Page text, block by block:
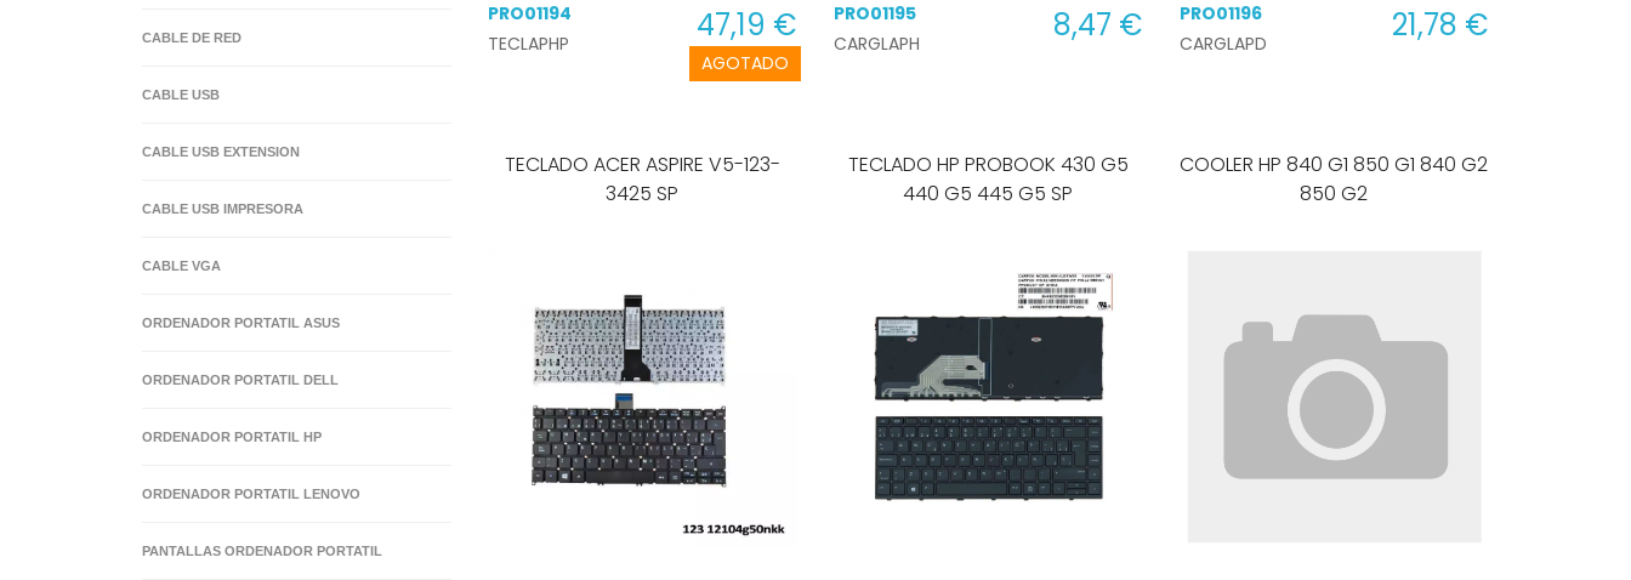
CABLE DE RED
CABLE USB
CABLE USB EXTENSION
CABLE USB IMPRESORA
CABLE VGA
ORDENADOR PORTATIL ASUS
ORDENADOR PORTATIL DELL
ORDENADOR PORTATIL HP
ORDENADOR PORTATIL LENOVO
PANTALLAS ORDENADOR PORTATIL
AGOTADO
PRO01194
TECLAPHP
47,19 €
PRO01195
CARGLAPH
8,47 €
PRO01196
CARGLAPD
21,78 €
TECLADO ACER ASPIRE V5-123-
3425 SP
TECLADO HP PROBOOK 430 G5
440 G5 445 G5 SP
COOLER HP 840 G1 850 G1 840 G2
850 G2